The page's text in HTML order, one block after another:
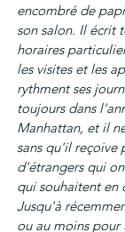
encombré de
son salon. Il écrit
horaires
les visites et les
rythment ses
toujours dans
Manhattan, et il
sans qu'il reçoive
d'étrangers qui
qui souhaitent en
Jusqu'à
ou au moins pour